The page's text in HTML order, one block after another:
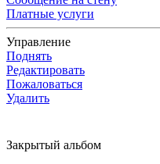
Платные услуги
Управление
Поднять
Редактировать
Пожаловаться
Удалить
Закрытый альбом